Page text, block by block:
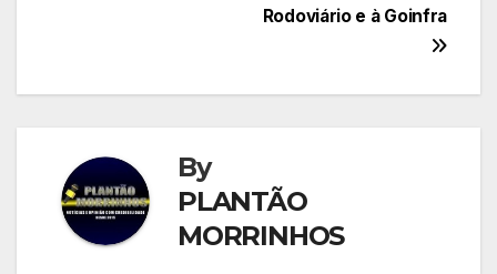
Rodoviário e à Goinfra
By
PLANTÃO
MORRINHOS